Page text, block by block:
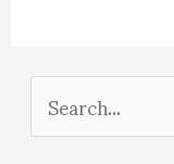
S
e